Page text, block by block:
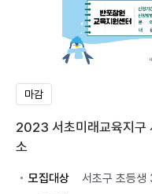
마감
2023 서초미래교육지구
소
모집대상
서초구 초등생